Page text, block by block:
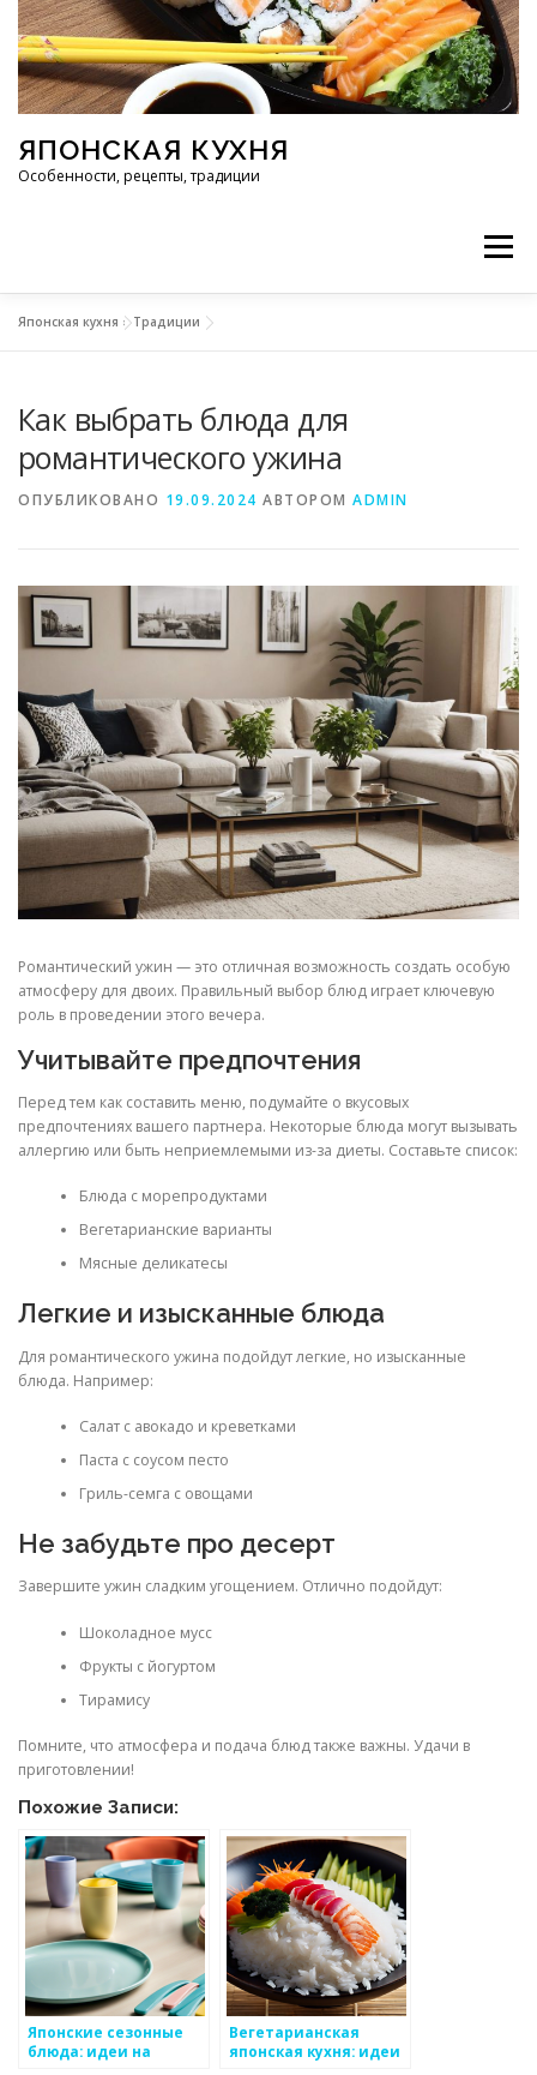
Перейти к содержимому
ЯПОНСКАЯ КУХНЯ
Особенности, рецепты, традиции
Меню
РЕЦЕПТЫ ТРАДИЦИИ СТАТЬИ
Японская кухня »Традиции
Как выбрать блюда для
романтического ужина
ОПУБЛИКОВАНО 19.09.2024 АВТОРОМ ADMIN
Романтический ужин — это отличная возможность создать особую
атмосферу для двоих. Правильный выбор блюд играет ключевую
роль в проведении этого вечера.
Учитывайте предпочтения
Перед тем как составить меню, подумайте о вкусовых
предпочтениях вашего партнера. Некоторые блюда могут вызывать
аллергию или быть неприемлемыми из-за диеты. Составьте список:
Блюда с морепродуктами
Вегетарианские варианты
Мясные деликатесы
Легкие и изысканные блюда
Для романтического ужина подойдут легкие, но изысканные
блюда. Например:
Салат с авокадо и креветками
Паста с соусом песто
Гриль-семга с овощами
Не забудьте про десерт
Завершите ужин сладким угощением. Отлично подойдут:
Шоколадное мусс
Фрукты с йогуртом
Тирамису
Помните, что атмосфера и подача блюд также важны. Удачи в
приготовлении!
Похожие Записи:
Японские сезонные
блюда: идеи на
Вегетарианская
японская кухня: идеи